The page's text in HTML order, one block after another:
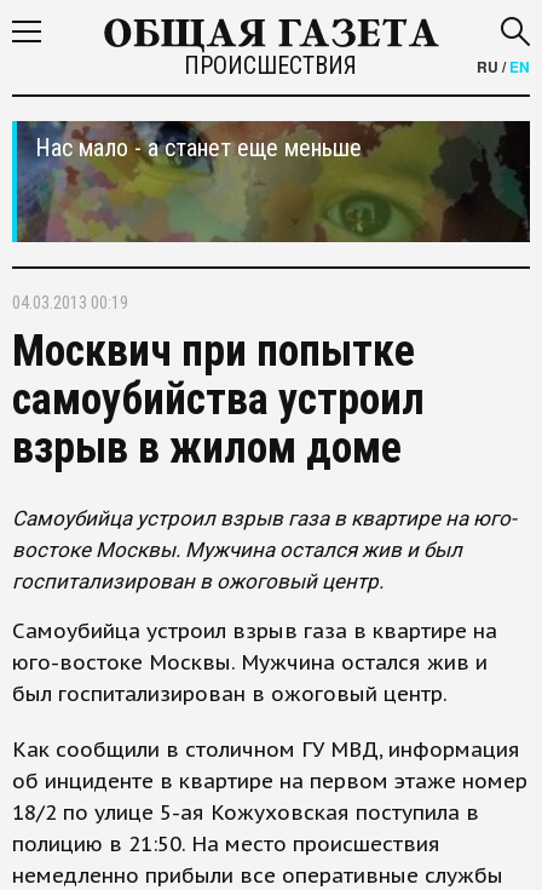
ПРОИСШЕСТВИЯ RU /EN
Нас мало - а станет еще меньше
04.03.2013 00:19
Москвич при попытке
самоубийства устроил
взрыв в жилом доме
Самоубийца устроил взрыв газа в квартире на юго-
востоке Москвы. Мужчина остался жив и был
госпитализирован в ожоговый центр.
Самоубийца устроил взрыв газа в квартире на
юго-востоке Москвы. Мужчина остался жив и
был госпитализирован в ожоговый центр.
Как сообщили в столичном ГУ МВД, информация
об инциденте в квартире на первом этаже номер
18/2 по улице 5-ая Кожуховская поступила в
полицию в 21:50. На место происшествия
немедленно прибыли все оперативные службы